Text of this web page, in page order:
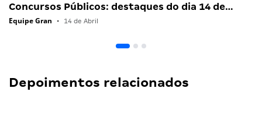
Concursos Públicos: destaques do dia 14 de…
Equipe Gran • 14 de Abril
Depoimentos relacionados